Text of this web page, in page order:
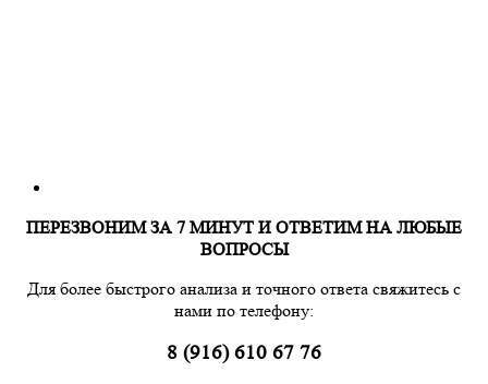
ПЕРЕЗВОНИМ ЗА 7 МИНУТ И ОТВЕТИМ НА ЛЮБЫЕ
ВОПРОСЫ
Для более быстрого анализа и точного ответа свяжитесь с
нами по телефону:
8 (916) 610 67 76